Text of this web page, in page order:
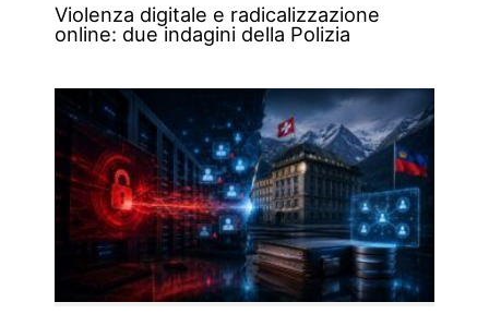
Violenza digitale e radicalizzazione
online: due indagini della Polizia